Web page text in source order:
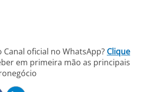
Canal oficial no WhatsApp? Clique
em primeira mão as principais